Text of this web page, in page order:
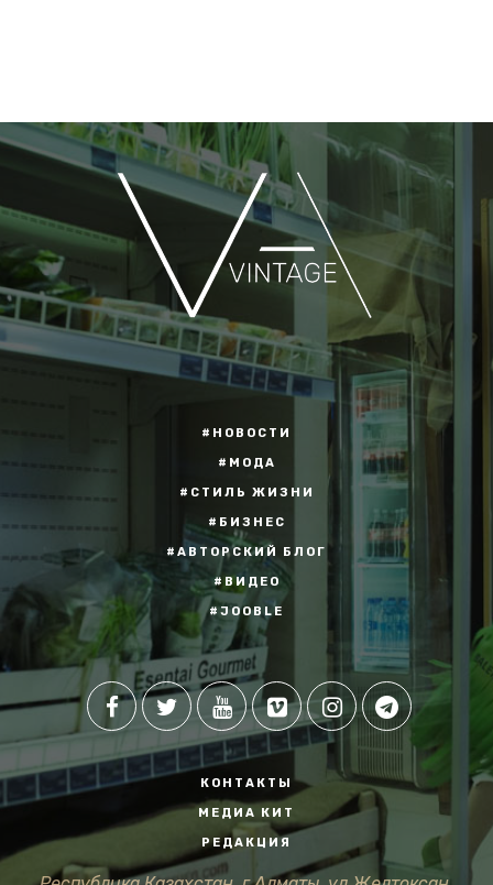
#НОВОСТИ
#МОДА
#СТИЛЬ ЖИЗНИ
#БИЗНЕС
#АВТОРСКИЙ БЛОГ
#ВИДЕО
#JOOBLE
КОНТАКТЫ
МЕДИА КИТ
РЕДАКЦИЯ